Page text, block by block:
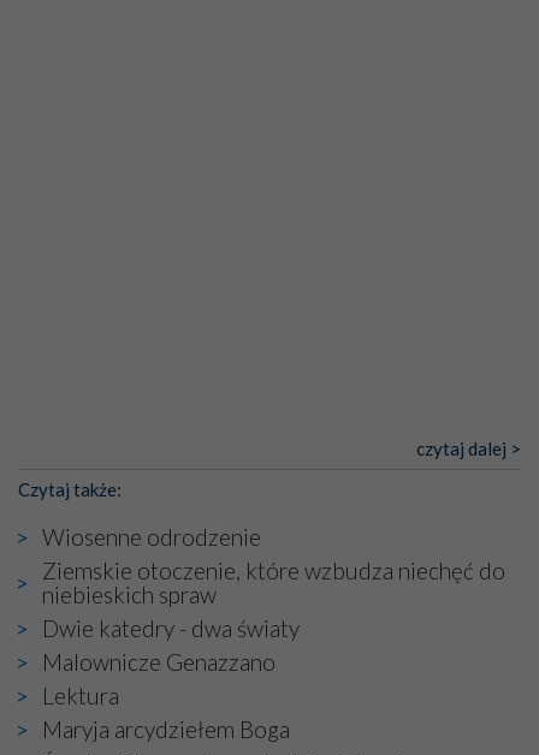
czytaj dalej >
Czytaj także:
Wiosenne odrodzenie
Ziemskie otoczenie, które wzbudza niechęć do
niebieskich spraw
Dwie katedry - dwa światy
Malownicze Genazzano
Lektura
Maryja arcydziełem Boga